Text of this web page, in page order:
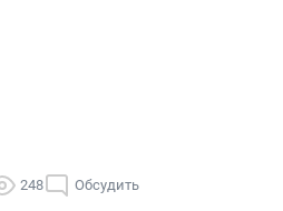
248 Обсудить